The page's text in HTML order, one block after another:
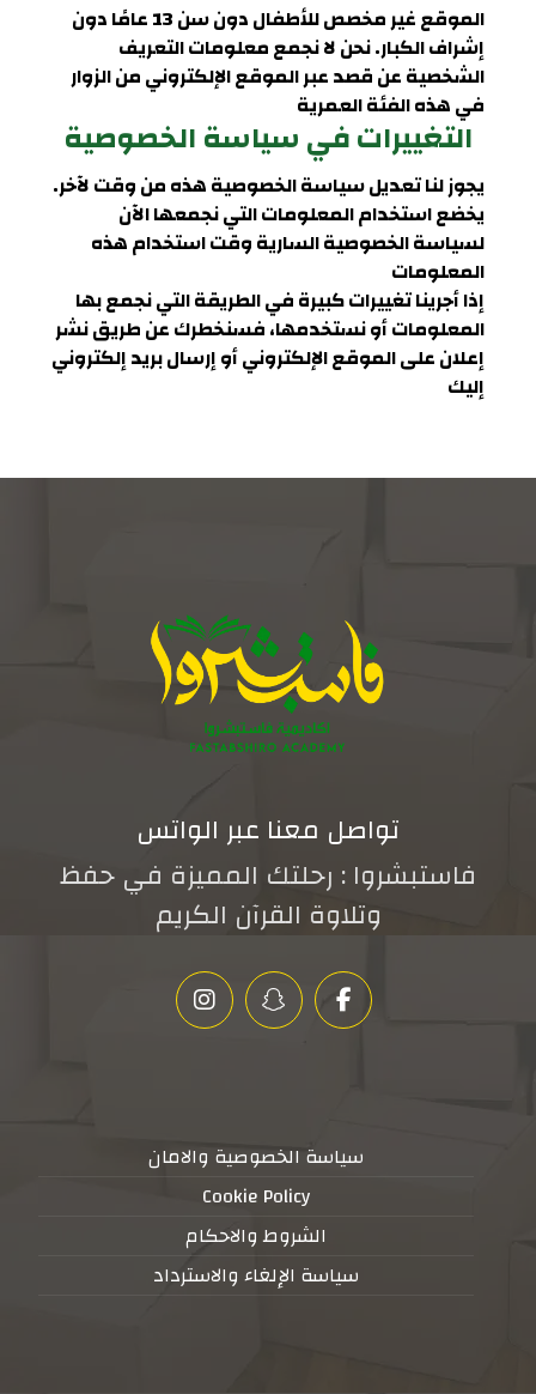
الموقع غير مخصص للأطفال دون سن 13 عامًا دون
إشراف الكبار. نحن لا نجمع معلومات التعريف
الشخصية عن قصد عبر الموقع الإلكتروني من الزوار
في هذه الفئة العمرية
التغييرات في سياسة الخصوصية
يجوز لنا تعديل سياسة الخصوصية هذه من وقت لآخر.
يخضع استخدام المعلومات التي نجمعها الآن
لسياسة الخصوصية السارية وقت استخدام هذه
المعلومات
إذا أجرينا تغييرات كبيرة في الطريقة التي نجمع بها
المعلومات أو نستخدمها، فسنخطرك عن طريق نشر
إعلان على الموقع الإلكتروني أو إرسال بريد إلكتروني
إليك
تواصل معنا عبر الواتس
فاستبشروا : رحلتك المميزة في حفظ
وتلاوة القرآن الكريم
سياسة الخصوصية والامان
Cookie Policy
الشروط والاحكام
سياسة الإلغاء والاسترداد